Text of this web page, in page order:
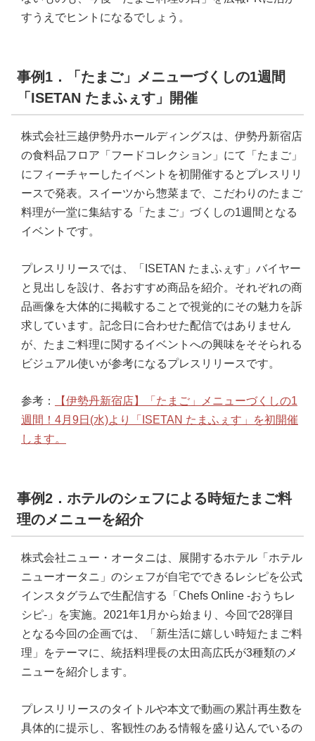
すうえでヒントになるでしょう。
事例1．「たまご」メニューづくしの1週間
「ISETAN たまふぇす」開催
株式会社三越伊勢丹ホールディングスは、伊勢丹新宿店
の食料品フロア「フードコレクション」にて「たまご」
にフィーチャーしたイベントを初開催するとプレスリリ
ースで発表。スイーツから惣菜まで、こだわりのたまご
料理が一堂に集結する「たまご」づくしの1週間となる
イベントです。
プレスリリースでは、「ISETAN たまふぇす」バイヤー
と見出しを設け、各おすすめ商品を紹介。それぞれの商
品画像を大体的に掲載することで視覚的にその魅力を訴
求しています。記念日に合わせた配信ではありません
が、たまご料理に関するイベントへの興味をそそられる
ビジュアル使いが参考になるプレスリリースです。
参考：
【伊勢丹新宿店】「たまご」メニューづくしの1
週間！4月9日(水)より「ISETAN たまふぇす」を初開催
します。
事例2．ホテルのシェフによる時短たまご料
理のメニューを紹介
株式会社ニュー・オータニは、展開するホテル「ホテル
ニューオータニ」のシェフが自宅でできるレシピを公式
インスタグラムで生配信する「Chefs Online -おうちレ
シピ-」を実施。2021年1月から始まり、今回で28弾目
となる今回の企画では、「新生活に嬉しい時短たまご料
理」をテーマに、統括料理長の太田高広氏が3種類のメ
ニューを紹介します。
プレスリリースのタイトルや本文で動画の累計再生数を
具体的に提示し、客観性のある情報を盛り込んでいるの